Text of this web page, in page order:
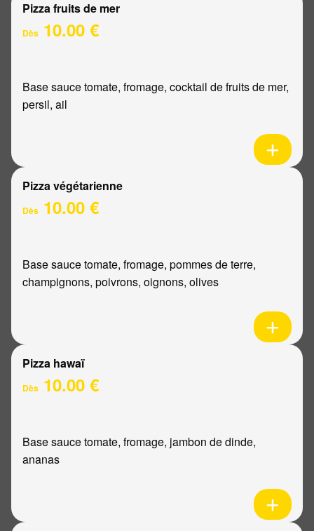
Pizza fruits de mer
Dès 10.00 €
Base sauce tomate, fromage, cocktail de fruits de mer,
persil, ail
Pizza végétarienne
Dès 10.00 €
Base sauce tomate, fromage, pommes de terre,
champignons, poivrons, oignons, olives
Pizza hawaï
Dès 10.00 €
Base sauce tomate, fromage, jambon de dinde,
ananas